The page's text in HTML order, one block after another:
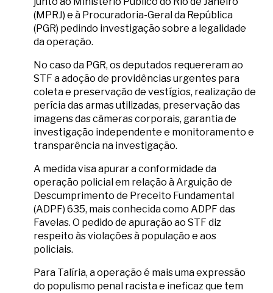
(MPRJ) e à Procuradoria-Geral da República
(PGR) pedindo investigação sobre a legalidade
da operação.
No caso da PGR, os deputados requereram ao
STF a adoção de providências urgentes para
coleta e preservação de vestígios, realização de
perícia das armas utilizadas, preservação das
imagens das câmeras corporais, garantia de
investigação independente e monitoramento e
transparência na investigação.
A medida visa apurar a conformidade da
operação policial em relação à Arguição de
Descumprimento de Preceito Fundamental
(ADPF) 635, mais conhecida como ADPF das
Favelas. O pedido de apuração ao STF diz
respeito às violações à população e aos
policiais.
Para Talíria, a operação é mais uma expressão
do populismo penal racista e ineficaz que tem